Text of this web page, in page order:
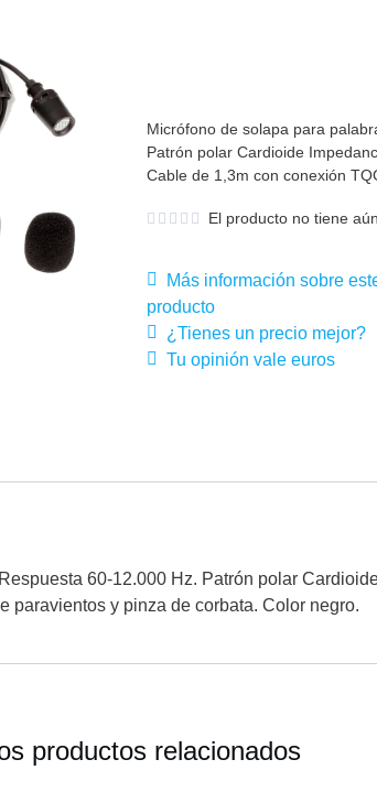
Micrófono de solapa para
Patrón polar Cardioide
Cable de 1,3m con conexión
El producto no tiene
Más información sobre
producto
¿Tienes un precio mejor?
Tu opinión vale euros
60-12.000 Hz. Patrón polar
paravientos y pinza de corbata. Color negro.
productos relacionados